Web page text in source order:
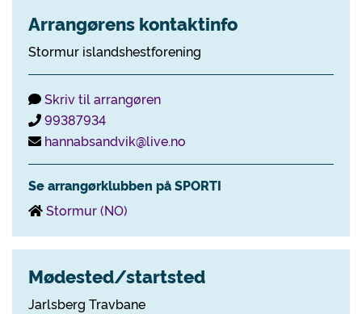
Arrangørens kontaktinfo
Stormur islandshestforening
Skriv til arrangøren
99387934
hannabsandvik@live.no
Se arrangørklubben på SPORTI
Stormur (NO)
Mødested/startsted
Jarlsberg Travbane